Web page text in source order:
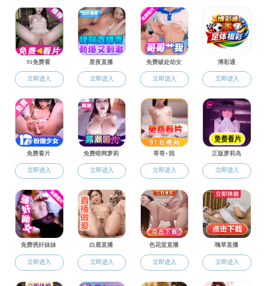
学工动态
似水流年，